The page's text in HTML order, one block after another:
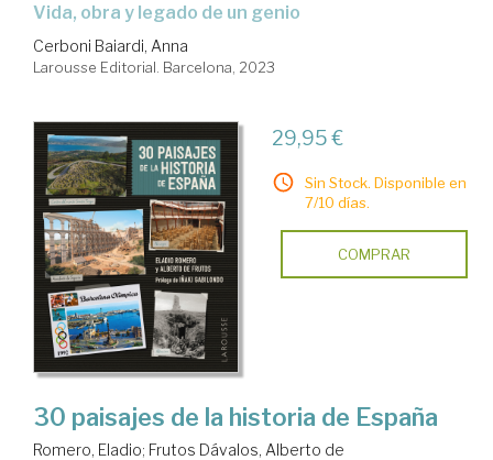
vida, obra y legado de un genio
Cerboni Baiardi, Anna
Larousse Editorial. Barcelona, 2023
29,95 €
Sin Stock. Disponible en
7/10 días.
COMPRAR
30 paisajes de la historia de España
Romero, Eladio; Frutos Dávalos, Alberto de